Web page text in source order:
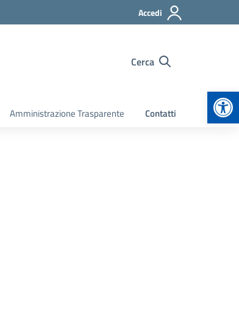
Accedi
Cerca
Amministrazione Trasparente Contatti